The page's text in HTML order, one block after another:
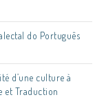
do Português
d’une culture à
et Traduction